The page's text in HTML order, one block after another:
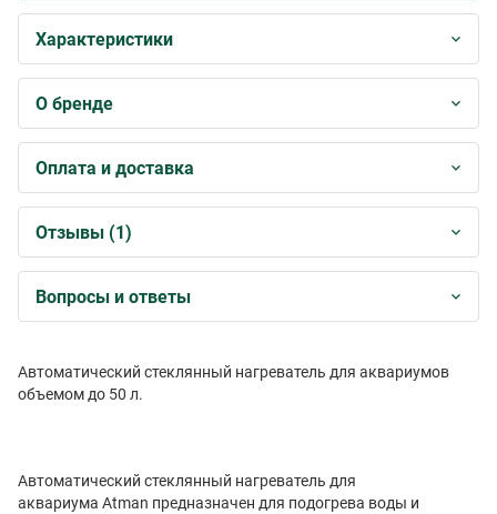
Характеристики
О бренде
Оплата и доставка
Отзывы (1)
Вопросы и ответы
Автоматический стеклянный нагреватель для аквариумов
объемом до 50 л.
Автоматический стеклянный нагреватель для
аквариума Atman предназначен для подогрева воды и